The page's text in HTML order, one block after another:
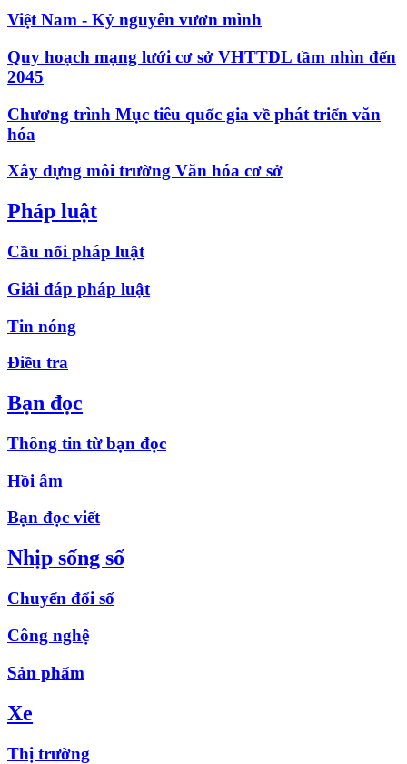
Việt Nam - Kỷ nguyên vươn mình
Quy hoạch mạng lưới cơ sở VHTTDL tầm nhìn đến
2045
Chương trình Mục tiêu quốc gia về phát triển văn
hóa
Xây dựng môi trường Văn hóa cơ sở
Pháp luật
Cầu nối pháp luật
Giải đáp pháp luật
Tin nóng
Điều tra
Bạn đọc
Thông tin từ bạn đọc
Hồi âm
Bạn đọc viết
Nhịp sống số
Chuyển đổi số
Công nghệ
Sản phẩm
Xe
Thị trường